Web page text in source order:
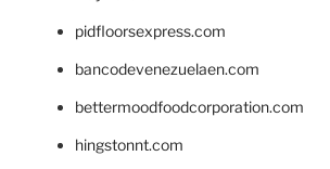
pidfloorsexpress.com
bancodevenezuelaen.com
bettermoodfoodcorporation.com
hingstonnt.com